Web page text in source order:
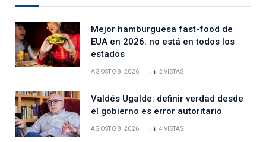
Mejor hamburguesa fast-food de
EUA en 2026: no está en todos los
estados
AGOSTO 8, 2026 2VISTAS
Valdés Ugalde: definir verdad desde
el gobierno es error autoritario
AGOSTO 8, 2026 4VISTAS